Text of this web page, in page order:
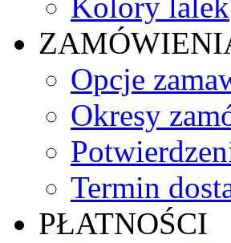
Opcje
Okresy
Termin
PŁATNOŚCI